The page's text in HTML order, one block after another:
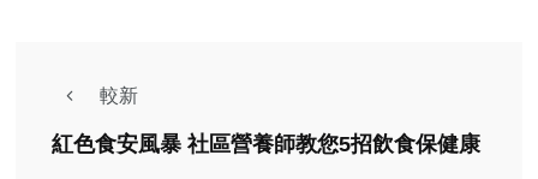
較新
紅色食安風暴 社區營養師教您5招飲食保健康